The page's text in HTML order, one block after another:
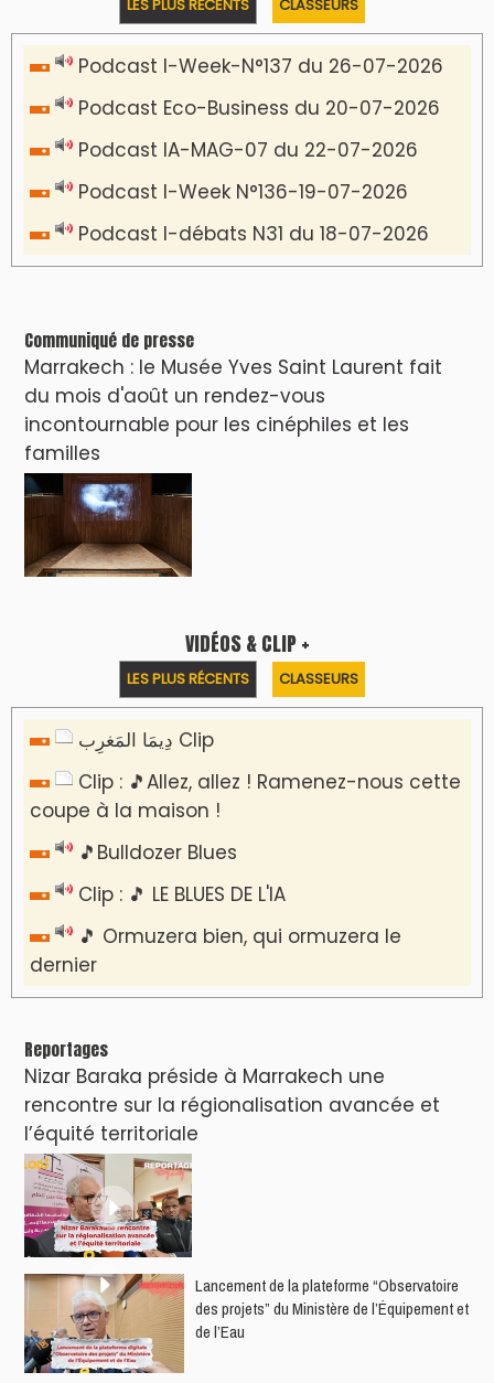
VIDÉOS & CLIP +
LES PLUS RÉCENTS CLASSEURS
دِيمَا المَغرِب Clip
🎵Bulldozer Blues
Clip : 🎵 LE BLUES DE L'IA
🎵 Ormuzera bien, qui ormuzera le
dernier
Reportages
Nizar Baraka préside à Marrakech une
l’équité territoriale
​Lancement de la plateforme “Observatoire
des projets” du Ministère de l’Équipement et
AGENDA CULTUREL
Dunia Batma en Tournée à Tanger
World Tour 2026
Nacim Haddad débarque à Tanger : Le
Souffle du Nord s'éveille !
Nacim Haddad Ayta World Tour à Rabat (
4ème date )
Hatim Ammor En Concert Exclusif à Tanger :
Un show Live Exceptionnel Cet été !